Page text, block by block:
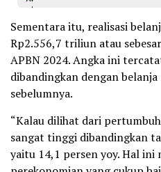
Sementara itu, realisasi
Rp2.556,7 triliun atau
APBN 2024. Angka ini
dibandingkan dengan
sebelumnya.
“Kalau dilihat dari
sangat tinggi dibandingkan
yaitu 14,1 persen yoy. Hal ini